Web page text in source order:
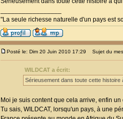
"La seule richesse naturelle d'un pays est
Posté le: Dim 20 Juin 2010 17:29 Sujet du
WILDCAT a écrit:
Sérieusement dans toute cette histoire
Moi je suis content que cela arrive, enfin
Tu sais, WILDCAT, lorsqu'un pays, à une